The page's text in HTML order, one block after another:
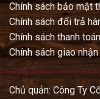
Chính sách bảo mật
Chính sách đổi trả
Chính sách thanh toán
Chính sách giao nhận
Chủ quản: Công Ty